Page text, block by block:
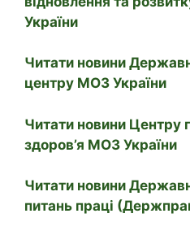
України
Читати новини
центру МОЗ України
Читати новини Центру
здоров’я МОЗ України
Читати новини
питань праці